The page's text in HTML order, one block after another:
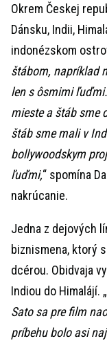
Okrem Českej
Dánsku, Indii,
indonézskom
štábom, napríklad
len s ôsmimi
mieste a štáb sme
štáb sme mali v
bollywoodskym
ľuďmi,“ spomína
nakrúcanie.
Jedna z dejových
biznismena, ktorý
dcérou. Obidvaja
Indiou do Himalájí. „
Sato sa pre film
príbehu bolo asi